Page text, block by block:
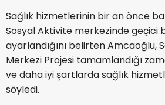
Sağlık hizmetlerinin bir an önce
Sosyal Aktivite merkezinde geçici
ayarlandığını belirten Amcaoğlu,
Merkezi Projesi tamamlandığı
ve daha iyi şartlarda sağlık
söyledi.